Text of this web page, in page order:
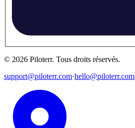
© 2026 Piloterr. Tous droits réservés.
support@piloterr.com·hello@piloterr.com